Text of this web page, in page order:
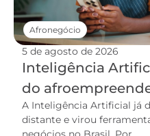
5 de agosto de 2026
Inteligência
do
A Inteligência Artificial já
distante e virou
Afronegócio